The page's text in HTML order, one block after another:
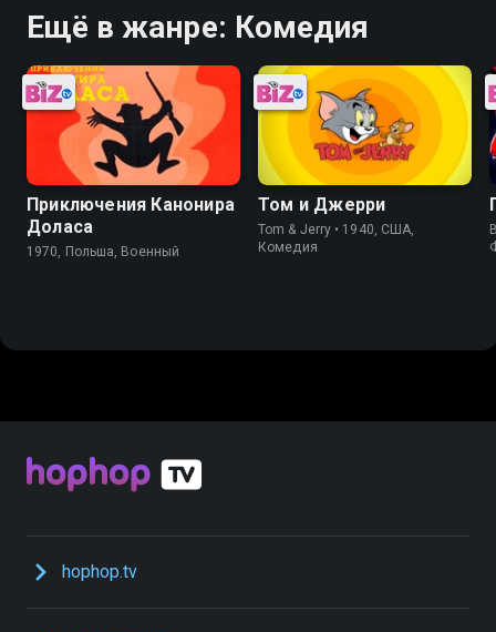
Ещё в жанре: Комедия
Приключения Канонира
Доласа
1970, Польша, Военный
Том и Джерри
Tom & Jerry • 1940, США,
Комедия
hophop.tv